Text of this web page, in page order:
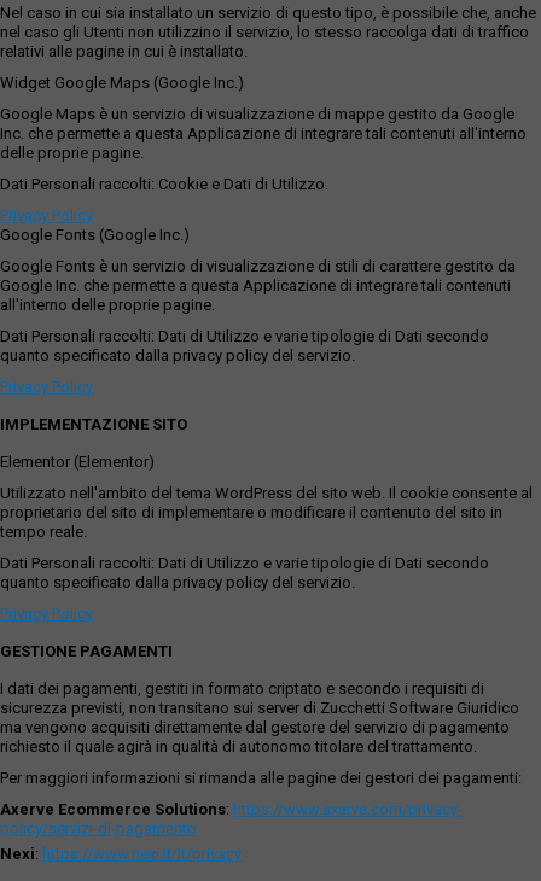
Nel caso in cui sia installato un servizio di questo tipo, è possibile che, anche
nel caso gli Utenti non utilizzino il servizio, lo stesso raccolga dati di traffico
relativi alle pagine in cui è installato.
Widget Google Maps (Google Inc.)
Google Maps è un servizio di visualizzazione di mappe gestito da Google
Inc. che permette a questa Applicazione di integrare tali contenuti all'interno
delle proprie pagine.
Dati Personali raccolti: Cookie e Dati di Utilizzo.
Privacy Policy
Google Fonts (Google Inc.)
Google Fonts è un servizio di visualizzazione di stili di carattere gestito da
Google Inc. che permette a questa Applicazione di integrare tali contenuti
all'interno delle proprie pagine.
Dati Personali raccolti: Dati di Utilizzo e varie tipologie di Dati secondo
quanto specificato dalla privacy policy del servizio.
Privacy Policy
IMPLEMENTAZIONE SITO
Elementor (Elementor)
Utilizzato nell'ambito del tema WordPress del sito web. Il cookie consente al
proprietario del sito di implementare o modificare il contenuto del sito in
tempo reale.
Dati Personali raccolti: Dati di Utilizzo e varie tipologie di Dati secondo
quanto specificato dalla privacy policy del servizio.
Privacy Policy
GESTIONE PAGAMENTI
I dati dei pagamenti, gestiti in formato criptato e secondo i requisiti di
sicurezza previsti, non transitano sui server di Zucchetti Software Giuridico
ma vengono acquisiti direttamente dal gestore del servizio di pagamento
richiesto il quale agirà in qualità di autonomo titolare del trattamento.
Per maggiori informazioni si rimanda alle pagine dei gestori dei pagamenti:
Axerve Ecommerce Solutions: https://www.axerve.com/privacy-
policy/servizi-di-pagamento
Nexi: https://www.nexi.it/it/privacy